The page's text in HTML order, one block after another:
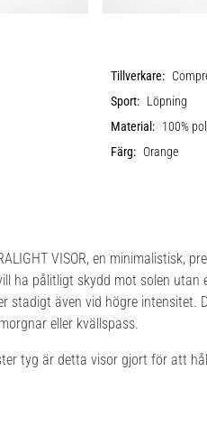
Tillverkare:
Sport: Löpning
Material: 100%
Färg: Orange
VISOR, en minimalistisk,
ha pålitligt skydd mot solen utan
stadigt även vid högre intensitet.
eller kvällspass.
tyg är detta visor gjort för att